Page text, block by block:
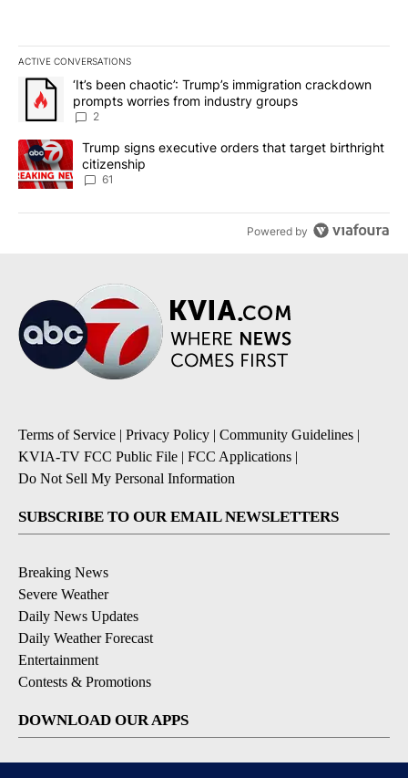
ACTIVE CONVERSATIONS
The following is a list of the most commented articles in the last
A trending article titled "‘It’s been chaotic’: Trump’s
‘It’s been chaotic’: Trump’s immigration crackdown
prompts worries from industry groups
2
A trending article titled "Trump signs executive orders that
Trump signs executive orders that target birthright
citizenship
61
Powered by
Terms of Service | Privacy Policy | Community Guidelines |
KVIA-TV FCC Public File | FCC Applications |
Do Not Sell My Personal Information
SUBSCRIBE TO OUR EMAIL NEWSLETTERS
Breaking News
Severe Weather
Daily News Updates
Daily Weather Forecast
Entertainment
Contests & Promotions
DOWNLOAD OUR APPS